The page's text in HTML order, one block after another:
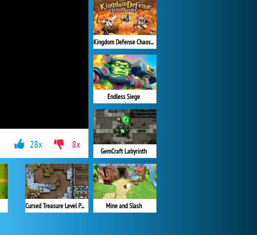
Kingdom Defense Chaos Time
Endless Siege
GemCraft Labyrinth
Mine and Slash
Cursed Treasure Level Pack
28x 8x